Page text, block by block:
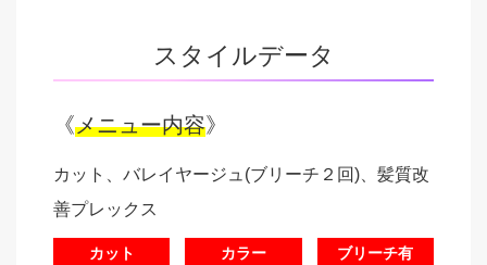
スタイルデータ
《メニュー内容》
カット、バレイヤージュ(ブリーチ２回)、髪質改
善プレックス
カット カラー ブリーチ有